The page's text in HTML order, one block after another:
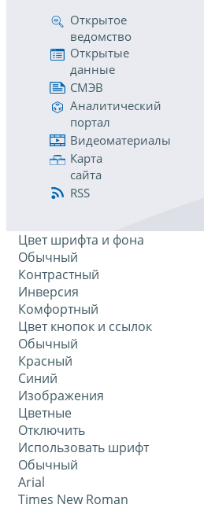
Открытое
ведомство
Открытые
данные
СМЭВ
Аналитический
портал
Видеоматериалы
Карта
сайта
RSS
Цвет шрифта и фона
Обычный
Контрастный
Инверсия
Комфортный
Цвет кнопок и ссылок
Обычный
Красный
Синий
Изображения
Цветные
Отключить
Использовать шрифт
Обычный
Arial
Times New Roman